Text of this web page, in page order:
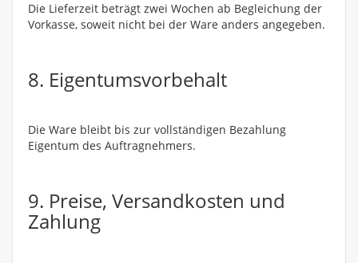
Die Lieferzeit beträgt zwei Wochen ab Begleichung der
Vorkasse, soweit nicht bei der Ware anders angegeben.
8. Eigentumsvorbehalt
Die Ware bleibt bis zur vollständigen Bezahlung
Eigentum des Auftragnehmers.
9. Preise, Versandkosten und
Zahlung